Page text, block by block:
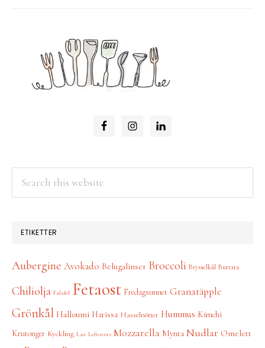
PRIMARY
SIDEBAR
ETIKETTER
Aubergine Avokado Belugalinser Broccoli Brysselkål Burrata
Chiliolja Falafel Fetaost Fredagsunnet Granatäpple
Grönkål Halloumi Harissa Hasselnötter Hummus Kimchi
Krutonger Kyckling Lax Leftovers Mozzarella Mynta Nudlar Omelett